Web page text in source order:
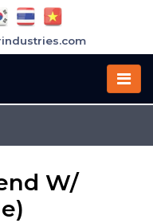
W/